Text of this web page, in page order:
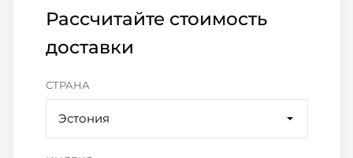
Рассчитайте стоимость
доставки
СТРАНА
Эстония